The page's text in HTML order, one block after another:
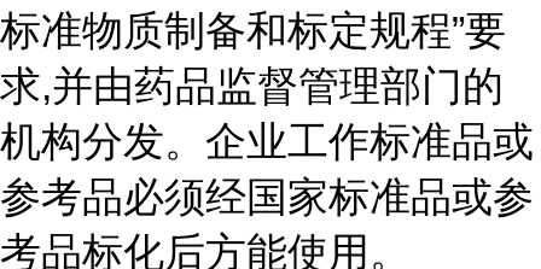
标准物质制备和标定规程”要
求,并由药品监督管理部门的
机构分发。企业工作标准品或
参考品必须经国家标准品或参
考品标化后方能使用。